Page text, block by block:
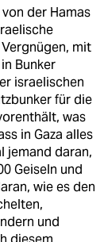
der Hamas
mit
Bunker
israelischen
für die
was
in Gaza alles
jemand daran,
Geiseln und
wie es den
und